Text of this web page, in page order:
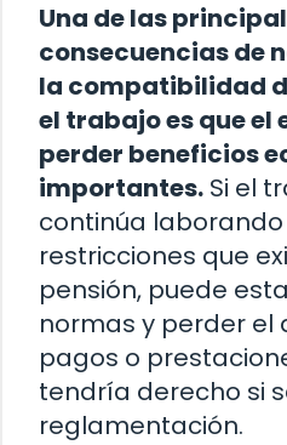
Una de las
consecuencias de
la compatibilidad
el trabajo es que el
perder beneficios
importantes. Si el
continúa
restricciones que
pensión, puede
normas y perder el
pagos o
tendría derecho si
reglamentación.